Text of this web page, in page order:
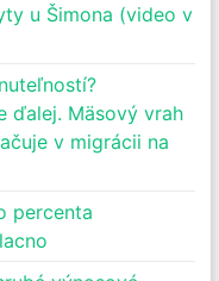
u Šimona (video v
ďalej. Mäsový vrah
v migrácii na
percenta